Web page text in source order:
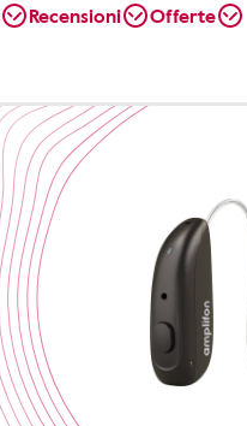
Recensioni Offerte